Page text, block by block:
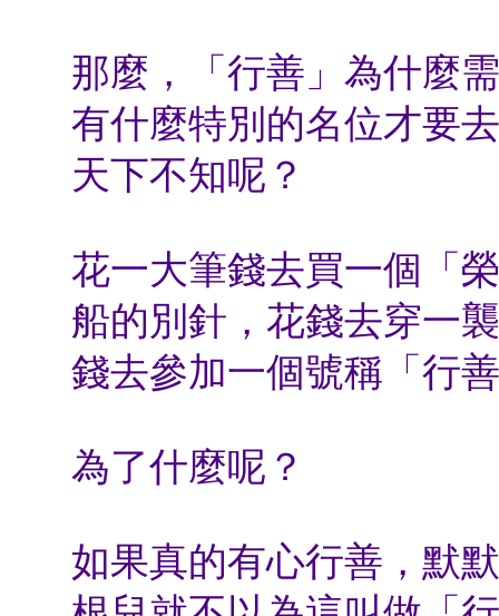
那麼，「行善」為什麼
有什麼特別的名位才要
天下不知呢？
花一大筆錢去買一個「
船的別針，花錢去穿一
錢去參加一個號稱「行
為了什麼呢？
如果真的有心行善，默